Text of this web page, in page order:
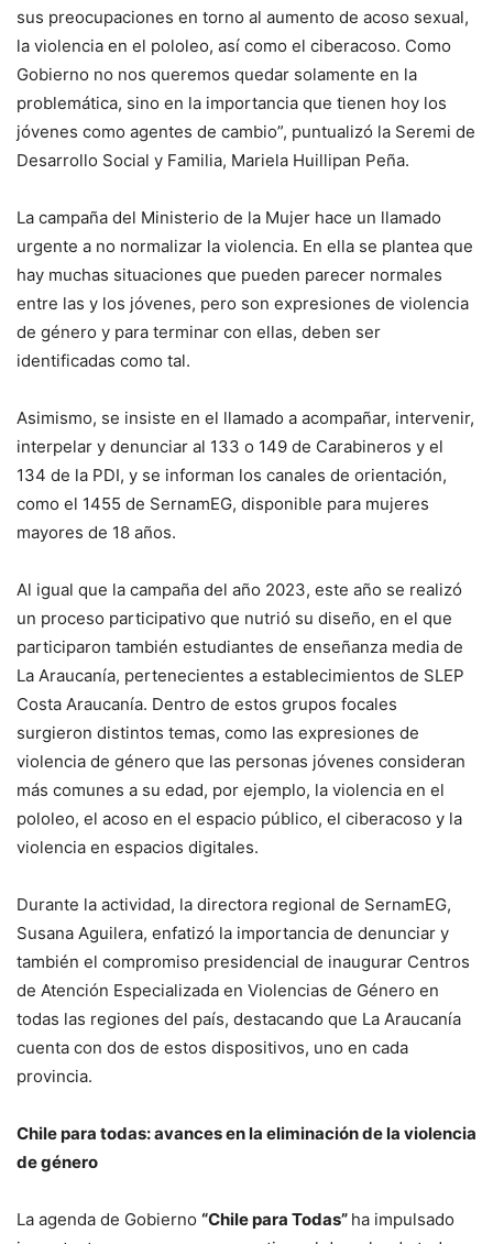
sus preocupaciones en torno al aumento de acoso sexual,
la violencia en el pololeo, así como el ciberacoso. Como
Gobierno no nos queremos quedar solamente en la
problemática, sino en la importancia que tienen hoy los
jóvenes como agentes de cambio”, puntualizó la Seremi de
Desarrollo Social y Familia, Mariela Huillipan Peña.
La campaña del Ministerio de la Mujer hace un llamado
urgente a no normalizar la violencia. En ella se plantea que
hay muchas situaciones que pueden parecer normales
entre las y los jóvenes, pero son expresiones de violencia
de género y para terminar con ellas, deben ser
identificadas como tal.
Asimismo, se insiste en el llamado a acompañar, intervenir,
interpelar y denunciar al 133 o 149 de Carabineros y el
134 de la PDI, y se informan los canales de orientación,
como el 1455 de SernamEG, disponible para mujeres
mayores de 18 años.
Al igual que la campaña del año 2023, este año se realizó
un proceso participativo que nutrió su diseño, en el que
participaron también estudiantes de enseñanza media de
La Araucanía, pertenecientes a establecimientos de SLEP
Costa Araucanía. Dentro de estos grupos focales
surgieron distintos temas, como las expresiones de
violencia de género que las personas jóvenes consideran
más comunes a su edad, por ejemplo, la violencia en el
pololeo, el acoso en el espacio público, el ciberacoso y la
violencia en espacios digitales.
Durante la actividad, la directora regional de SernamEG,
Susana Aguilera, enfatizó la importancia de denunciar y
también el compromiso presidencial de inaugurar Centros
de Atención Especializada en Violencias de Género en
todas las regiones del país, destacando que La Araucanía
cuenta con dos de estos dispositivos, uno en cada
provincia.
Chile para todas: avances en la eliminación de la violencia
de género
La agenda de Gobierno “Chile para Todas” ha impulsado